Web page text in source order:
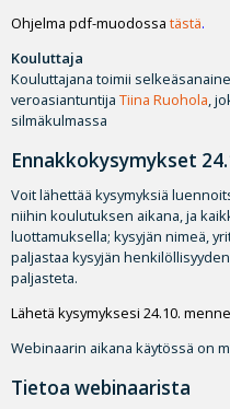
Ohjelma pdf-muodossa tästä.
Kouluttaja
Kouluttajana toimii
veroasiantuntija Tiina Ruohola,
silmäkulmassa
Ennakkokysymykset
Voit lähettää kysymyksiä
niihin koulutuksen aikana, ja
luottamuksella; kysyjän nimeä,
paljastaa kysyjän
paljasteta.
Lähetä kysymyksesi 24.10.
Webinaarin aikana käytössä on
Tietoa webinaarista